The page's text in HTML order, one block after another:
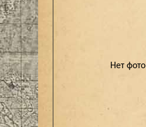
Нет фото